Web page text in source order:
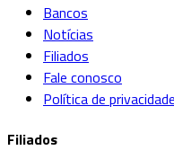
Bancos
Notícias
Filiados
Fale conosco
Política de privacidade
Filiados